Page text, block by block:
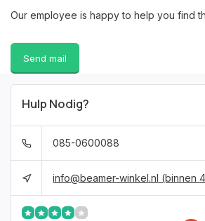
Our employee is happy to help you find
Send mail
Hulp Nodig?
085-0600088
info@beamer-winkel.nl (binnen